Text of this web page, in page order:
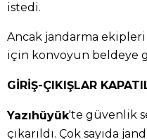
istedi.
Ancak jandarma
için konvoyun beldeye
GİRİŞ-ÇIKIŞLAR
Yazıhüyük'te güvenlik
çıkarıldı. Çok sayıda